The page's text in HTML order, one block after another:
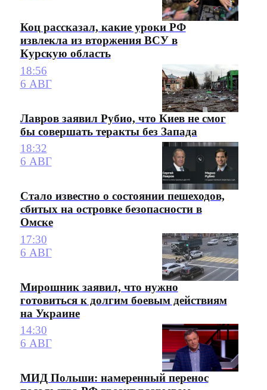
Коц рассказал, какие уроки РФ
извлекла из вторжения ВСУ в
Курскую область
18:56
6 АВГ
Лавров заявил Рубио, что Киев не смог
бы совершать теракты без Запада
18:32
6 АВГ
Стало известно о состоянии пешеходов,
сбитых на островке безопасности в
Омске
17:30
6 АВГ
Мирошник заявил, что нужно
готовиться к долгим боевым действиям
на Украине
14:30
6 АВГ
МИД Польши: намеренный перенос